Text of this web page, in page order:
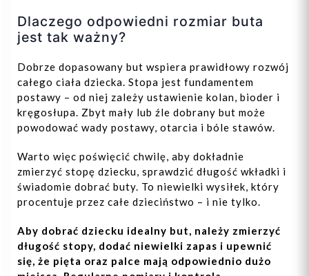
Dlaczego odpowiedni rozmiar buta
jest tak ważny?
Dobrze dopasowany but wspiera prawidłowy rozwój
całego ciała dziecka. Stopa jest fundamentem
postawy – od niej zależy ustawienie kolan, bioder i
kręgosłupa. Zbyt mały lub źle dobrany but może
powodować wady postawy, otarcia i bóle stawów.
Warto więc poświęcić chwilę, aby dokładnie
zmierzyć stopę dziecku, sprawdzić długość wkładki i
świadomie dobrać buty. To niewielki wysiłek, który
procentuje przez całe dzieciństwo – i nie tylko.
Aby dobrać dziecku idealny but, należy zmierzyć
długość stopy, dodać niewielki zapas i upewnić
się, że pięta oraz palce mają odpowiednio dużo